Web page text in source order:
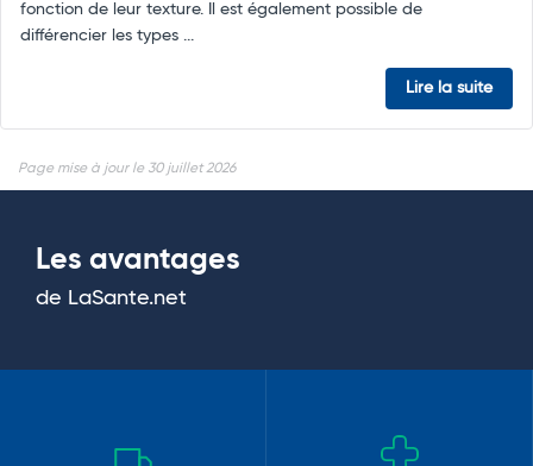
fonction de leur texture. Il est également possible de
différencier les types ...
Lire la suite
Page mise à jour le 30 juillet 2026
Les avantages
de LaSante.net